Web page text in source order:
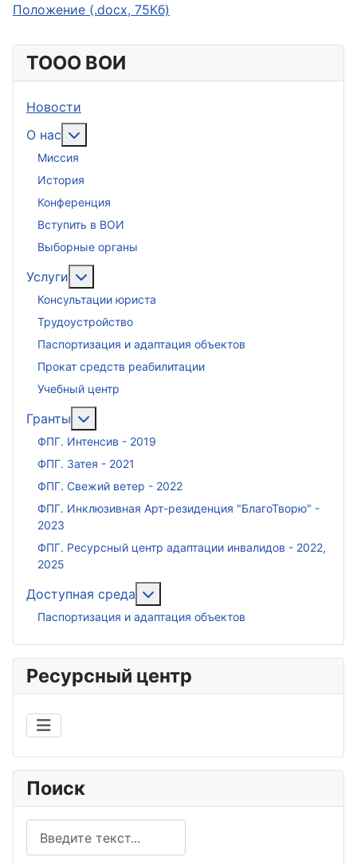
ТООО ВОИ
Новости
О нас
Миссия
История
Конференция
Вступить в ВОИ
Выборные органы
Услуги
Консультации юриста
Трудоустройство
Паспортизация и адаптация объектов
Прокат средств реабилитации
Учебный центр
Гранты
ФПГ. Интенсив - 2019
ФПГ. Затея - 2021
ФПГ. Свежий ветер - 2022
ФПГ. Инклюзивная Арт-резиденция "БлагоТворю" -
2023
ФПГ. Ресурсный центр адаптации инвалидов - 2022,
2025
Доступная среда
Паспортизация и адаптация объектов
Ресурсный центр
Поиск
Положение (.docx, 75Кб)